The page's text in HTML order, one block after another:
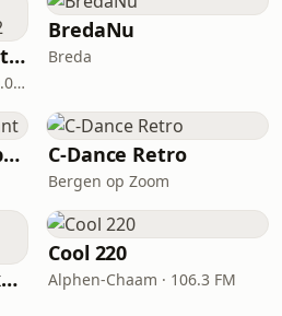
Bergen op Zoom Netherlands Repeater 2
Bergen op Zoom · VHF 430.025
BredaNu
Breda
Carnaval Radio Brabant C-Dance Retro
Bergen op Zoom
Centrum Radio Valkenswaard
Cool 220
Alphen-Chaam · 106.3 FM